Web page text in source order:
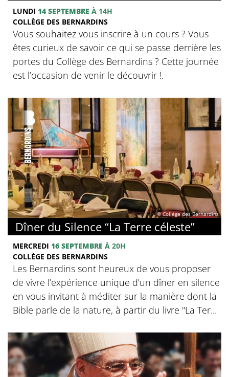
LUNDI 14 SEPTEMBRE À 14H
COLLÈGE DES BERNARDINS
Vous souhaitez vous inscrire à un cours ? Vous
êtes curieux de savoir ce qui se passe derrière les
portes du Collège des Bernardins ? Cette journée
est l’occasion de venir le découvrir !.
© Collège des Bernardins
Dîner du Silence “La Terre céleste”
MERCREDI 16 SEPTEMBRE À 20H
COLLÈGE DES BERNARDINS
Les Bernardins sont heureux de vous proposer
de vivre l’expérience unique d’un dîner en silence
en vous invitant à méditer sur la manière dont la
Bible parle de la nature, à partir du livre "La Ter...